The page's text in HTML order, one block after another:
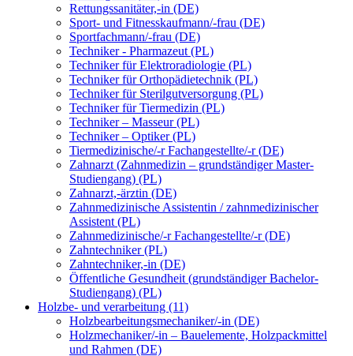
Rettungssanitäter,-in (DE)
Sport- und Fitnesskaufmann/-frau (DE)
Sportfachmann/-frau (DE)
Techniker - Pharmazeut (PL)
Techniker für Elektroradiologie (PL)
Techniker für Orthopädietechnik (PL)
Techniker für Sterilgutversorgung (PL)
Techniker für Tiermedizin (PL)
Techniker – Masseur (PL)
Techniker – Optiker (PL)
Tiermedizinische/-r Fachangestellte/-r (DE)
Zahnarzt (Zahnmedizin – grundständiger Master-
Studiengang) (PL)
Zahnarzt,-ärztin (DE)
Zahnmedizinische Assistentin / zahnmedizinischer
Assistent (PL)
Zahnmedizinische/-r Fachangestellte/-r (DE)
Zahntechniker (PL)
Zahntechniker,-in (DE)
Öffentliche Gesundheit (grundständiger Bachelor-
Studiengang) (PL)
Holzbe- und verarbeitung (11)
Holzbearbeitungsmechaniker/-in (DE)
Holzmechaniker/-in – Bauelemente, Holzpackmittel
und Rahmen (DE)